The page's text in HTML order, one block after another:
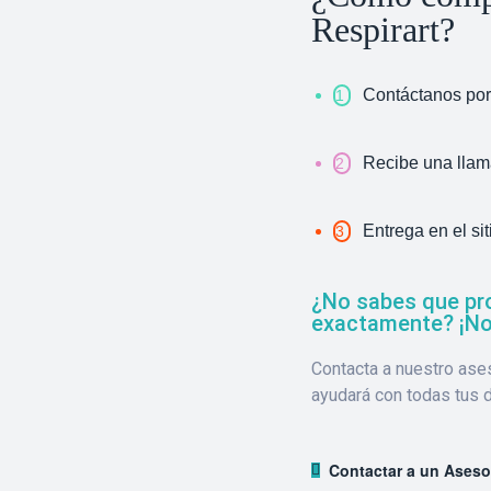
Respirart?
1 Contáctanos
2 Recibe una
3 Entrega en el
¿No sabes que
exactamente?
Contacta a nuestro
ayudará con todas tus
Contactar a un